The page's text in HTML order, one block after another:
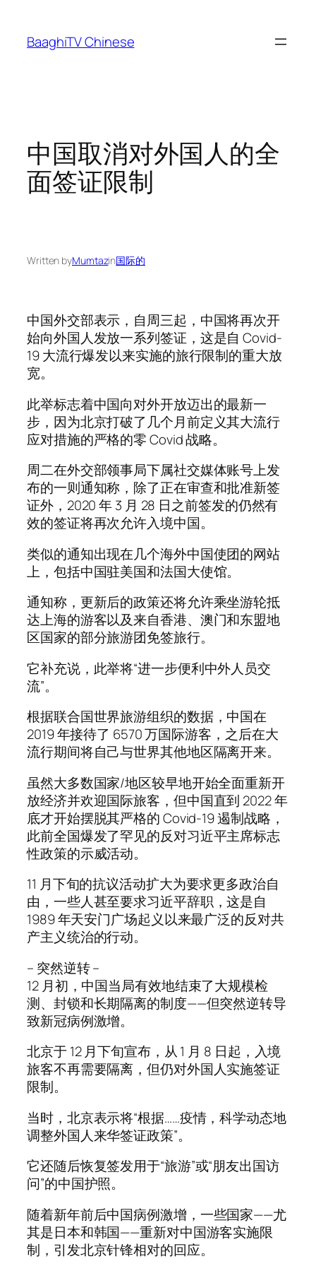
content
BaaghiTV Chinese
中国取消对外国人的全
面签证限制
Written byMumtazin国际的
中国外交部表示，自周三起，中国将再次开
始向外国人发放一系列签证，这是自 Covid-
19 大流行爆发以来实施的旅行限制的重大放
宽。
此举标志着中国向对外开放迈出的最新一
步，因为北京打破了几个月前定义其大流行
应对措施的严格的零 Covid 战略。
周二在外交部领事局下属社交媒体账号上发
布的一则通知称，除了正在审查和批准新签
证外，2020 年 3 月 28 日之前签发的仍然有
效的签证将再次允许入境中国。
类似的通知出现在几个海外中国使团的网站
上，包括中国驻美国和法国大使馆。
通知称，更新后的政策还将允许乘坐游轮抵
达上海的游客以及来自香港、澳门和东盟地
区国家的部分旅游团免签旅行。
它补充说，此举将“进一步便利中外人员交
流”。
根据联合国世界旅游组织的数据，中国在
2019 年接待了 6570 万国际游客，之后在大
流行期间将自己与世界其他地区隔离开来。
虽然大多数国家/地区较早地开始全面重新开
放经济并欢迎国际旅客，但中国直到 2022 年
底才开始摆脱其严格的 Covid-19 遏制战略，
此前全国爆发了罕见的反对习近平主席标志
性政策的示威活动。
11 月下旬的抗议活动扩大为要求更多政治自
由，一些人甚至要求习近平辞职，这是自
1989 年天安门广场起义以来最广泛的反对共
产主义统治的行动。
– 突然逆转 –
12 月初，中国当局有效地结束了大规模检
测、封锁和长期隔离的制度——但突然逆转导
致新冠病例激增。
北京于 12 月下旬宣布，从 1 月 8 日起，入境
旅客不再需要隔离，但仍对外国人实施签证
限制。
当时，北京表示将“根据……疫情，科学动态地
调整外国人来华签证政策”。
它还随后恢复签发用于“旅游”或“朋友出国访
问”的中国护照。
随着新年前后中国病例激增，一些国家——尤
其是日本和韩国——重新对中国游客实施限
制，引发北京针锋相对的回应。